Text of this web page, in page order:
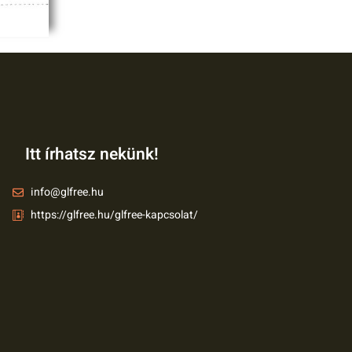
Itt írhatsz nekünk!
info@glfree.hu
https://glfree.hu/glfree-kapcsolat/